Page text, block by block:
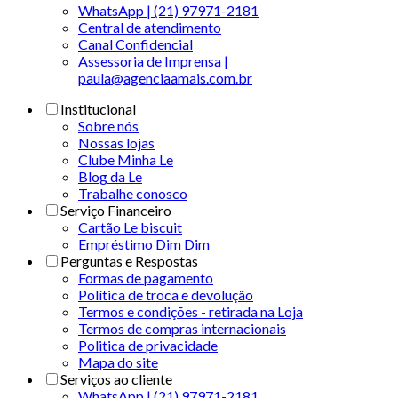
WhatsApp | (21) 97971-2181
Central de atendimento
Canal Confidencial
Assessoria de Imprensa |
paula@agenciaamais.com.br
Institucional
Sobre nós
Nossas lojas
Clube Minha Le
Blog da Le
Trabalhe conosco
Serviço Financeiro
Cartão Le biscuit
Empréstimo Dim Dim
Perguntas e Respostas
Formas de pagamento
Política de troca e devolução
Termos e condições - retirada na Loja
Termos de compras internacionais
Politica de privacidade
Mapa do site
Serviços ao cliente